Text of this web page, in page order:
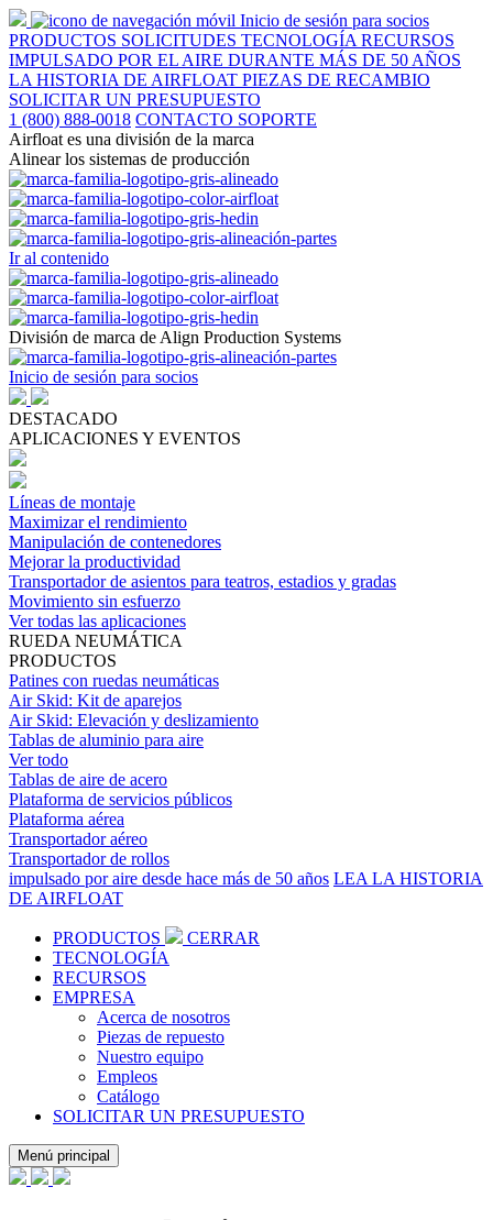
Inicio de sesión para socios
PRODUCTOS SOLICITUDES TECNOLOGÍA RECURSOS
IMPULSADO POR EL AIRE DURANTE MÁS DE 50 AÑOS
LA HISTORIA DE AIRFLOAT PIEZAS DE RECAMBIO
SOLICITAR UN PRESUPUESTO
1 (800) 888-0018 CONTACTO SOPORTE
Airfloat es una división de la marca
Alinear los sistemas de producción
Ir al contenido
División de marca de Align Production Systems
Inicio de sesión para socios
DESTACADO
APLICACIONES Y EVENTOS
Líneas de montaje
Maximizar el rendimiento
Manipulación de contenedores
Mejorar la productividad
Transportador de asientos para teatros, estadios y gradas
Movimiento sin esfuerzo
Ver todas las aplicaciones
RUEDA NEUMÁTICA
PRODUCTOS
Patines con ruedas neumáticas
Air Skid: Kit de aparejos
Air Skid: Elevación y deslizamiento
Tablas de aluminio para aire
Ver todo
Tablas de aire de acero
Plataforma de servicios públicos
Plataforma aérea
Transportador aéreo
Transportador de rollos
impulsado por aire desde hace más de 50 años LEA LA HISTORIA
DE AIRFLOAT
PRODUCTOS
CERRAR
TECNOLOGÍA
RECURSOS
EMPRESA
Acerca de nosotros
Piezas de repuesto
Nuestro equipo
Empleos
Catálogo
SOLICITAR UN PRESUPUESTO
Menú principal